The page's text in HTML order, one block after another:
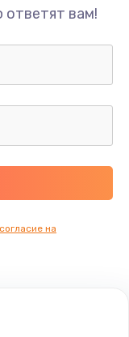
вам!
согласие на